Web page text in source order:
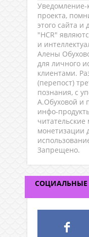
Уведомление-
проекта,
этого сайта и
"HCR"
и
Алены
для личного
клиентами.
(перепост)
познания, с
А.Обуховой и
инфо-
монетизации
Запрещено.
СОЦИАЛЬНЫЕ